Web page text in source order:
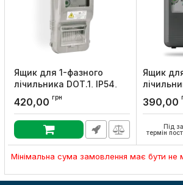
Ящик для 1-фазного
лічильника DOT.1, IP54,
Артикул:
420,00 грн
Ящик
мод.,
Артикул:
390,00
Під
термін
Мінімальна сума замовлення має бути не